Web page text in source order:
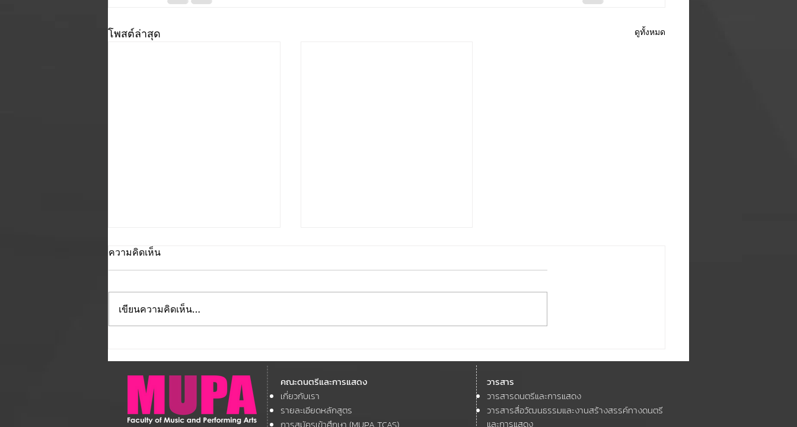
โพสต์ล่าสุด ดูทั้งหมด
วัฒนธรรม ในโครงการบูรณา
การศิลป์อาเซียน ครั้งที่ 3
🎼🎤🎹กับครั้งแรกที่ MU HALL
อาคาร MUPAC !! เมื่อวันที่ 28-
29 มิถุนายน
ความคิดเห็น
เขียนความคิดเห็น…
คณะดนตรีและการแสดง
เกี่ยวกับเรา
รายละเอียดหลักสูตร
การสมัครเข้าศึกษา (MUPA TCAS)
วารสาร
วารสารดนตรีและการแสดง
วารสารสื่อวัฒนธรรมและงานสร้างสรรค์ทางดนตรี
และการแสดง